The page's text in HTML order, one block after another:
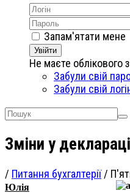
Запам'ятати мене
Увійти
Не маєте облікового
Забули свій
Забули свій
Зміни у
/ Питання бухгалтерії /
Юлія